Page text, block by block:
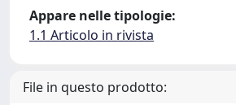
Appare nelle tipologie:
1.1 Articolo in rivista
File in questo prodotto: